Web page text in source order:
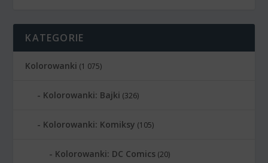
KATEGORIE
Kolorowanki (1 075)
Kolorowanki: Bajki (326)
Kolorowanki: Komiksy (105)
Kolorowanki: DC Comics (20)